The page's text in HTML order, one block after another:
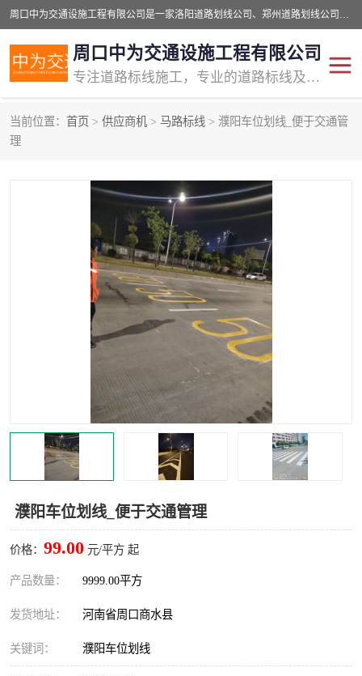
周口中为交通设施工程有限公司是一家洛阳道路划线公司、郑州道路划线公司、平顶山道路车位划线公司、开封车位划线公司、许昌道路车位划线公司、漯河道路车位划线公司，公司始终坚持“诚信、匠心、专注”的宗旨；我们的经营理念是：的服务。
周口中为交通设施工程有限公司
专注道路标线施工，专业的道路标线及交通设施施工服务商!
当前位置： 首页 > 供应商机 > 马路标线 > 濮阳车位划线_便于交通管
理
濮阳车位划线_便于交通管理
价格： 99.00 元/平方 起
产品数量： 9999.00平方
发货地址： 河南省周口商水县
关键词： 濮阳车位划线
道路标线划线 马路标线
道路划线